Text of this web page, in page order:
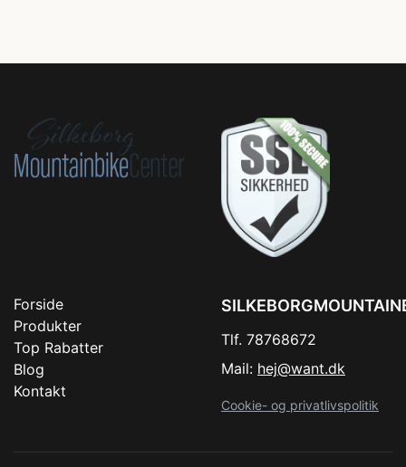
Forside
Produkter
Top Rabatter
Blog
Kontakt
Tlf. 78768672
Mail: hej@want.dk
Cookie- og privatlivspolitik